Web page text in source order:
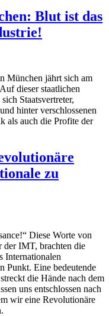
Blut ist das
München jährt sich am
dieser staatlichen
Staatsvertreter,
hinter verschlossenen
als auch die Profite der
zu
Diese Worte von
der IMT, brachten die
Internationalen
Punkt. Eine bedeutende
die Hände nach dem
uns entschlossen nach
wir eine Revolutionäre